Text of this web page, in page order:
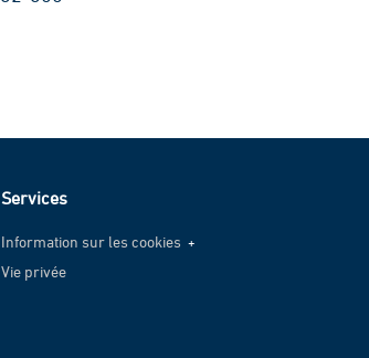
Services
Information sur les cookies
Information sur les cookies
Vie privée